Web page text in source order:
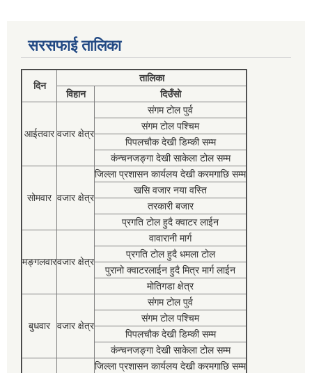
सरसफाई तालिका
दिन
तालिका
विहान
दिउँसो
आईतवार वजार क्षेत्र
संगम टोल पुर्व
संगम टोल पश्चिम
पिपलचौक देखी डिम्की सम्म
कंन्चनजङ्गा देखी साकेला टोल सम्म
सोमवार वजार क्षेत्र
जिल्ला प्रशासन कार्यलय देखी करमगाछि सम्म
खसि वजार नया वस्ति
तरकारी बजार
प्रगति टोल हुदै क्वाटर लाईन
मङ्गलवारवजार क्षेत्र
वावारानी मार्ग
प्रगति टोल हुदै धमला टोल
पुरानो क्वाटरलाईन हुदै मित्र मार्ग लाईन
मोतिगडा क्षेत्र
बुधवार वजार क्षेत्र
संगम टोल पुर्व
संगम टोल पश्चिम
पिपलचौक देखी डिम्की सम्म
कंन्चनजङ्गा देखी साकेला टोल सम्म
जिल्ला प्रशासन कार्यलय देखी करमगाछि सम्म